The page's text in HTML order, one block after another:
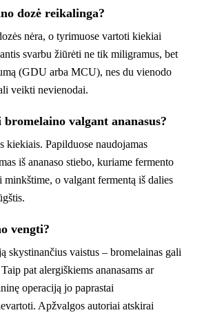
dozė reikalinga?
nėra, o tyrimuose vartoti kiekiai
svarbu žiūrėti ne tik miligramus, bet
(GDU arba MCU), nes du vienodo
veikti nevienodai.
valgant ananasus?
kiekiais. Papilduose naudojamas
iš ananaso stiebo, kuriame fermento
minkštime, o valgant fermentą iš dalies
vengti?
skystinančius vaistus – bromelainas gali
pat alergiškiems ananasams ar
operaciją jo paprastai
Apžvalgos autoriai atskirai